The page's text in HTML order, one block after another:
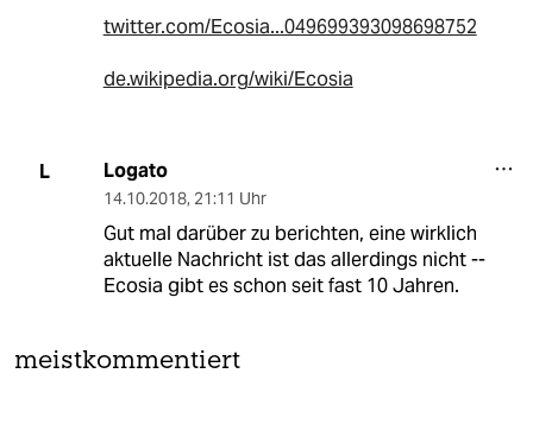
twitter.com/Ecosia...049699393098698752
de.wikipedia.org/wiki/Ecosia
L Logato
14.10.2018, 21:11 Uhr
Gut mal darüber zu berichten, eine wirklich
aktuelle Nachricht ist das allerdings nicht --
Ecosia gibt es schon seit fast 10 Jahren.
meistkommentiert